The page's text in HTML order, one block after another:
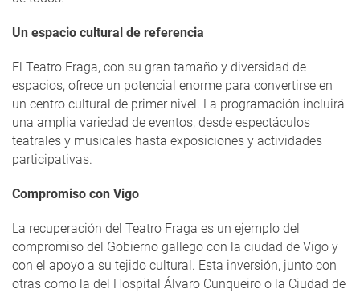
Un espacio cultural de referencia
El Teatro Fraga, con su gran tamaño y diversidad de
espacios, ofrece un potencial enorme para convertirse en
un centro cultural de primer nivel. La programación incluirá
una amplia variedad de eventos, desde espectáculos
teatrales y musicales hasta exposiciones y actividades
participativas.
Compromiso con Vigo
La recuperación del Teatro Fraga es un ejemplo del
compromiso del Gobierno gallego con la ciudad de Vigo y
con el apoyo a su tejido cultural. Esta inversión, junto con
otras como la del Hospital Álvaro Cunqueiro o la Ciudad de